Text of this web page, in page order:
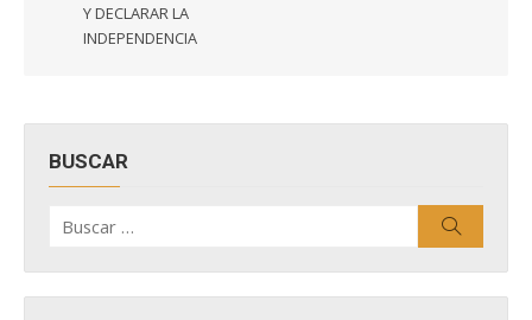
Y DECLARAR LA
INDEPENDENCIA
BUSCAR
por: